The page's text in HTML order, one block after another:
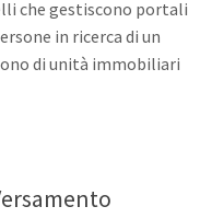
che gestiscono portali
in ricerca di un
di unità immobiliari